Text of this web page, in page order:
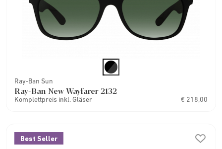
Ray-Ban Sun
Ray-Ban New Wayfarer 2132
Komplettpreis inkl. Gläser € 218,00
Best Seller